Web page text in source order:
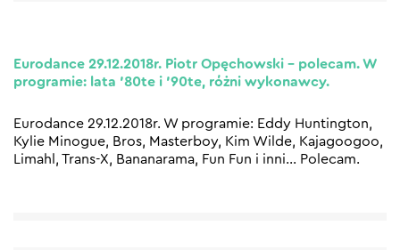
Eurodance 29.12.2018r. Piotr Opęchowski – polecam. W
programie: lata ’80te i ’90te, różni wykonawcy.
Eurodance 29.12.2018r. W programie: Eddy Huntington,
Kylie Minogue, Bros, Masterboy, Kim Wilde, Kajagoogoo,
Limahl, Trans-X, Bananarama, Fun Fun i inni… Polecam.